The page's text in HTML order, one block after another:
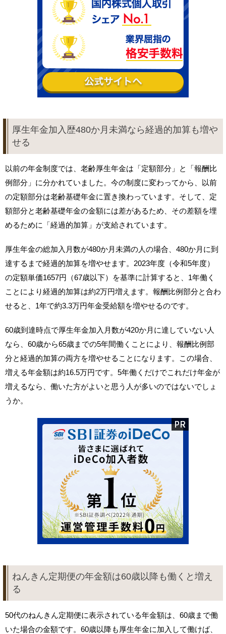
厚生年金加入歴480か月未満なら経過的加算も増や
せる
以前の年金制度では、老齢厚生年金は「定額部分」と「報酬比
例部分」に分かれていました。今の制度に変わってから、以前
の定額部分は老齢基礎年金に置き換わっています。そして、定
額部分と老齢基礎年金の金額には差があるため、その差額を埋
めるために「経過的加算」が支給されています。
厚生年金の総加入月数が480か月未満の人の場合、480か月に到
達するまで経過的加算を増やせます。2023年度（令和5年度）
の定額単価1657円（67歳以下）を基準に計算すると、1年働く
ことにより経過的加算は約2万円増えます。報酬比例部分と合わ
せると、1年で約3.3万円年金受給額を増やせるのです。
60歳到達時点で厚生年金加入月数が420か月に達していない人
なら、60歳から65歳までの5年間働くことにより、報酬比例部
分と経過的加算の両方を増やせることになります。この場合、
増える年金額は約16.5万円です。5年働くだけでこれだけ年金が
増えるなら、働いた方がよいと思う人が多いのではないでしょ
うか。
ねんきん定期便の年金額は60歳以降も働くと増え
る
50代のねんきん定期便に表示されている年金額は、60歳まで働
いた場合の金額です。60歳以降も厚生年金に加入して働けば、